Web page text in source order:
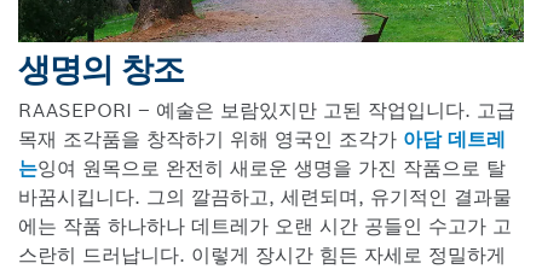
생명의 창조
RAASEPORI – 예술은 보람있지만 고된 작업입니다. 고급
목재 조각품을 창작하기 위해 영국인 조각가 아담 데트레
는잉여 원목으로 완전히 새로운 생명을 가진 작품으로 탈
바꿈시킵니다. 그의 깔끔하고, 세련되며, 유기적인 결과물
에는 작품 하나하나 데트레가 오랜 시간 공들인 수고가 고
스란히 드러납니다. 이렇게 장시간 힘든 자세로 정밀하게